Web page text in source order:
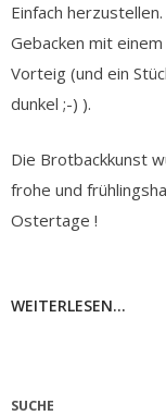
Einfach herzustellen.
Gebacken mit
Vorteig (und ein
dunkel ;-) ).
Die Brotbackkunst
frohe und
Ostertage !
WEITERLESEN...
SUCHE